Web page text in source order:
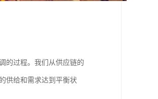
的过程。我们从供应链的
供给和需求达到平衡状